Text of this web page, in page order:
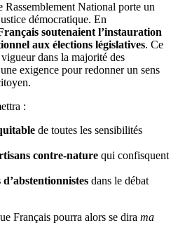
Rassemblement National porte un
démocratique. En
soutenaient l’instauration
aux élections législatives. Ce
dans la majorité des
exigence pour redonner un sens
:
de toutes les sensibilités
contre-nature qui confisquent
dans le débat
Français pourra alors se dira ma